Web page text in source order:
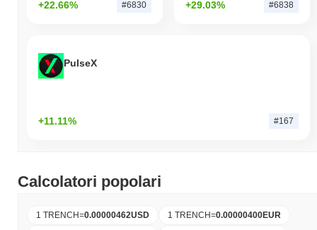
+22.66% #6830 +29.03% #6838
PulseX
+11.11% #167
Calcolatori popolari
1 TRENCH=0.00000462USD 1 TRENCH=0.00000400EUR